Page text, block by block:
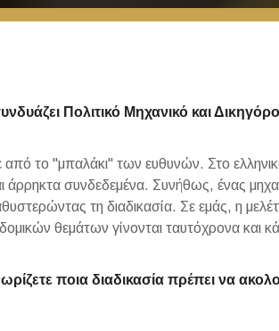
Πολιτικό Μηχανικό και
από το "μπαλάκι" των ευθυνών. Στο
άρρηκτα συνδεδεμένα. Συνήθως, ένας
τη διαδικασία. Σε εμάς, η
θεμάτων γίνονται ταυτόχρονα και
ποια διαδικασία πρέπει να